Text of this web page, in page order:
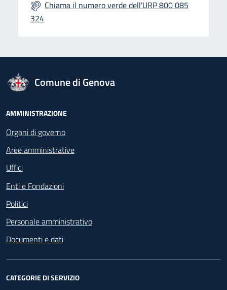
Chiama il numero verde dell'URP 800 085
324
logo Unione Europea
Comune di Genova
Footer - Navigazione
AMMINISTRAZIONE
Organi di governo
Aree amministrative
Uffici
Enti e Fondazioni
Politici
Personale amministrativo
Documenti e dati
CATEGORIE DI SERVIZIO